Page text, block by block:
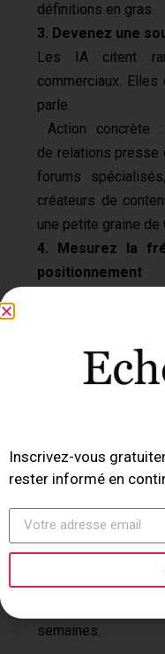
définitions en gras.
3. Devenez une
Les IA citent
commerciaux.
parle.
Action concrète
de relations presse
forums
créateurs de
une petite graine de
4. Mesurez la
positionnement
Comment
ChatGPT,
semaines
Les IA privilégient la
jour depuis plus de
peut être cité en
Adoptez un
semaines.
Inscrivez-vous
rester informé en